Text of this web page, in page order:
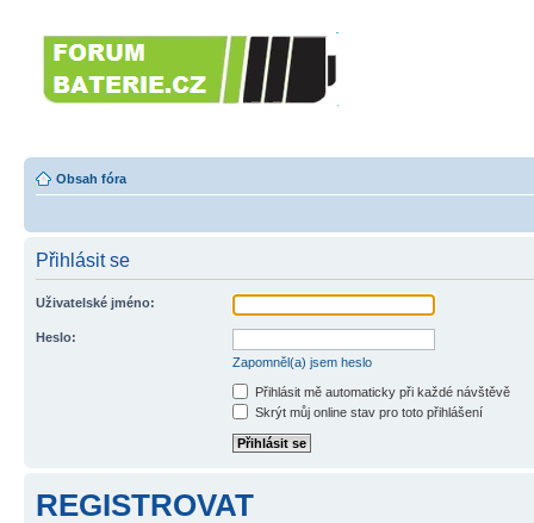
Obsah fóra
Přihlásit se
Uživatelské jméno:
Heslo:
Zapomněl(a) jsem heslo
Přihlásit mě automaticky při každé návštěvě
Skrýt můj online stav pro toto přihlášení
REGISTROVAT